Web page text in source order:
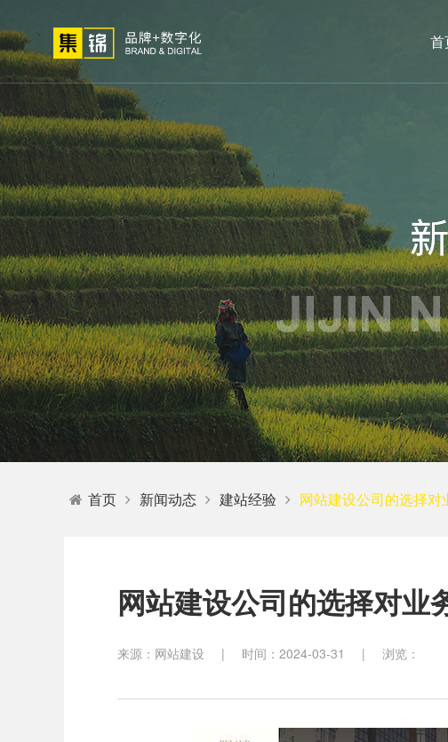
首
高端网站
定制
小程序开
发
制
01
关于我们
公司简介
荣誉资质
集锦文化
我们的客户
02
网站策划
方法论
高端网站建设
小程序开发
微信定制
APP开发服务
电商网站建设
生物医药网站
外贸网站建设
教育培训网站
首页 新闻动态 建站经验 网站建设公司的选择对
网站建设公司的选择对业
来源：网站建设 | 时间：2024-03-31 | 浏览：